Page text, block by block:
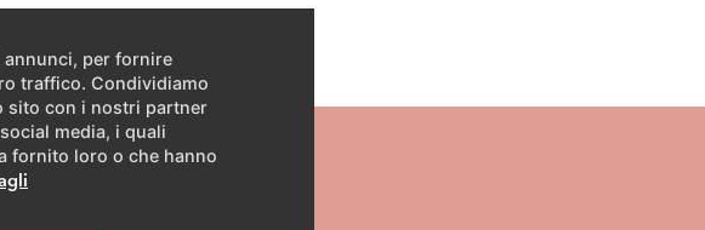
per fornire
traffico. Condividiamo
sito con i nostri partner
media, i quali
fornito loro o che hanno